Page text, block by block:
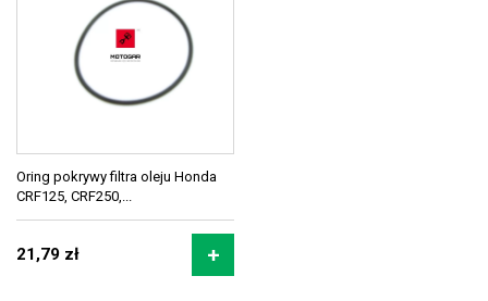
Oring pokrywy filtra oleju Honda
CRF125, CRF250,...
21,79 zł